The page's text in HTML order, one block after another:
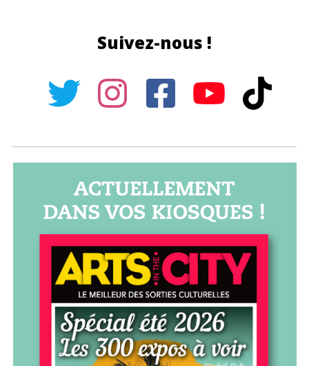
Suivez-nous !